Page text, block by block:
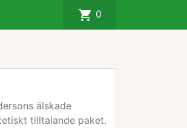
shopping_cart 0
älskade
tilltalande paket.